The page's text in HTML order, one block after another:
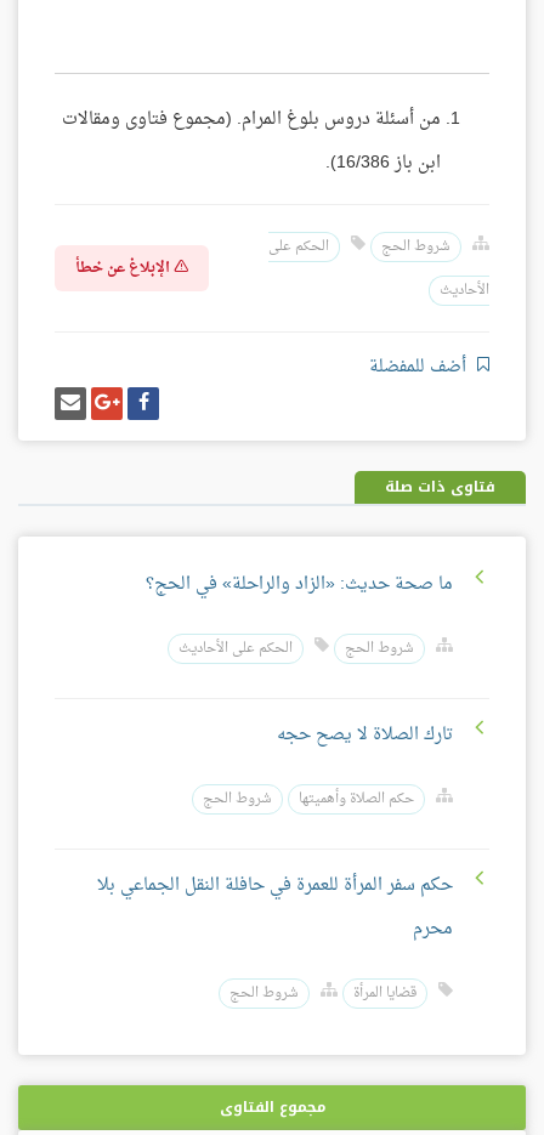
من أسئلة دروس بلوغ المرام. (مجموع فتاوى ومقالات
ابن باز 16/386).
شروط الحج
الحكم على
الأحاديث
الإبلاغ عن خطأ
أضف للمفضلة
شارك
على
فيسبوك
شارك
على
غوغل
بلس
إرسل
إيميل
فتاوى ذات صلة
ما صحة حديث: «الزاد والراحلة» في الحج؟
شروط الحج الحكم على الأحاديث
تارك الصلاة لا يصح حجه
حكم الصلاة وأهميتها شروط الحج
حكم سفر المرأة للعمرة في حافلة النقل الجماعي بلا
محرم
قضايا المرأة شروط الحج
مجموع الفتاوى